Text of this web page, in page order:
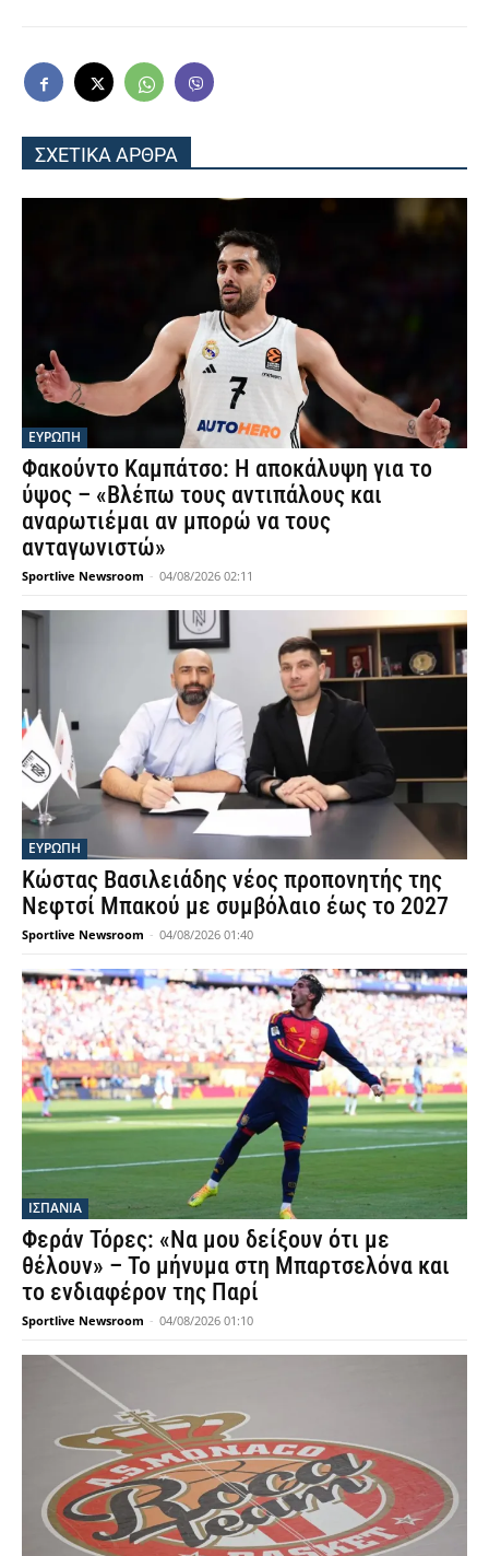
ΣΧΕΤΙΚΑ ΑΡΘΡΑ
ΕΥΡΩΠΗ
Φακούντο Καμπάτσο: Η αποκάλυψη για το
ύψος – «Βλέπω τους αντιπάλους και
αναρωτιέμαι αν μπορώ να τους
ανταγωνιστώ»
Sportlive Newsroom - 04/08/2026 02:11
ΕΥΡΩΠΗ
Κώστας Βασιλειάδης νέος προπονητής της
Νεφτσί Μπακού με συμβόλαιο έως το 2027
Sportlive Newsroom - 04/08/2026 01:40
ΙΣΠΑΝΙΑ
Φεράν Τόρες: «Να μου δείξουν ότι με
θέλουν» – Το μήνυμα στη Μπαρτσελόνα και
το ενδιαφέρον της Παρί
Sportlive Newsroom - 04/08/2026 01:10